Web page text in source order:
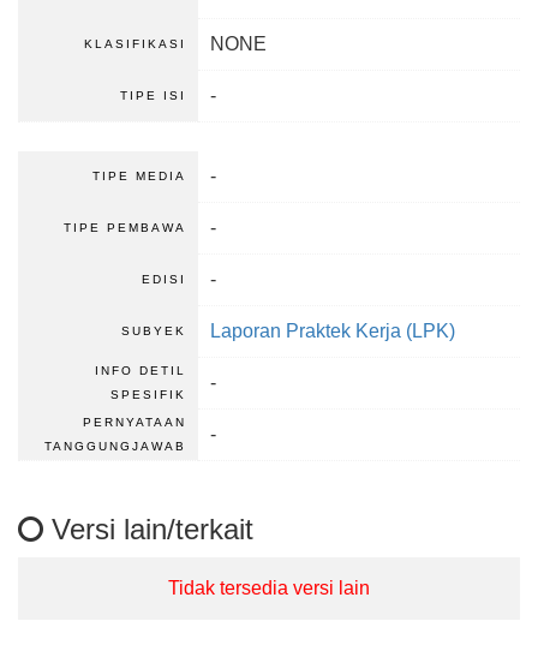
KLASIFIKASI NONE
TIPE ISI -
TIPE MEDIA -
TIPE PEMBAWA -
EDISI -
SUBYEK Laporan Praktek Kerja (LPK)
INFO DETIL
SPESIFIK
-
PERNYATAAN
TANGGUNGJAWAB
-
Versi lain/terkait
Tidak tersedia versi lain